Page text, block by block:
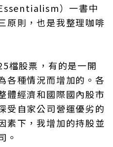
）一書中
原則，也是我整理咖啡
檔股票，有的是一開
各種情況而增加的。各
體經濟和國際國內股市
受自家公司營運優劣的
素下，我增加的持股並
。